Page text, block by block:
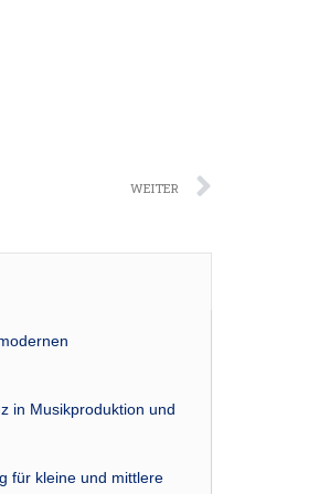
WEITER
in Musikproduktion und
für kleine und mittlere